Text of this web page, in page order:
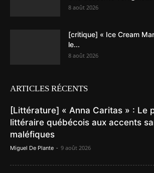
8 août 2026
[critique] « Ice Cream
le...
8 août 2026
ARTICLES RÉCENTS
[Littérature] « Anna Caritas » : Le
littéraire québécois aux accents
maléfiques
Miguel De Plante - 9 août 2026